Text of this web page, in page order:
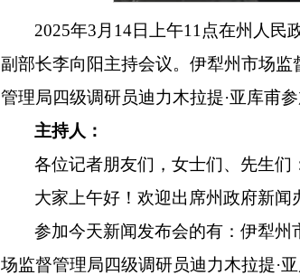
2025年3月14日上午11点在州人民
副部长李向阳主持会议。伊犁州市场
管理局四级调研员迪力木拉提·亚库甫
主持人：
各位记者朋友们，女士们、先生们
大家上午好！欢迎出席州政府新闻
参加今天新闻发布会的有：伊犁州
场监督管理局四级调研员迪力木拉提·